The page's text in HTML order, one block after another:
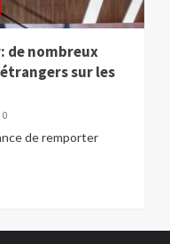
de nombreux
sur les
0
de remporter